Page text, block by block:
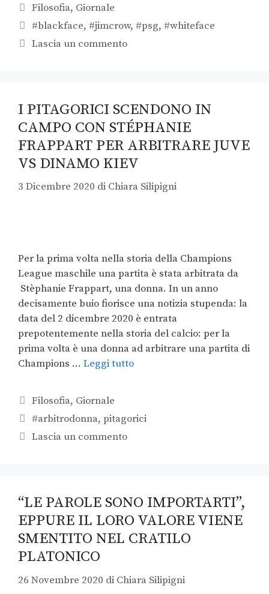
Filosofia, Giornale
#blackface, #jimcrow, #psg, #whiteface
Lascia un commento
I PITAGORICI SCENDONO IN
CAMPO CON STÉPHANIE
FRAPPART PER ARBITRARE JUVE
VS DINAMO KIEV
3 Dicembre 2020 di Chiara Silipigni
Per la prima volta nella storia della Champions
League maschile una partita è stata arbitrata da
Stèphanie Frappart, una donna. In un anno
decisamente buio fiorisce una notizia stupenda: la
data del 2 dicembre 2020 è entrata
prepotentemente nella storia del calcio: per la
prima volta è una donna ad arbitrare una partita di
Champions … Leggi tutto
Filosofia, Giornale
#arbitrodonna,pitagorici
Lascia un commento
“LE PAROLE SONO IMPORTARTI”,
EPPURE IL LORO VALORE VIENE
SMENTITO NEL CRATILO
PLATONICO
26 Novembre 2020 di Chiara Silipigni